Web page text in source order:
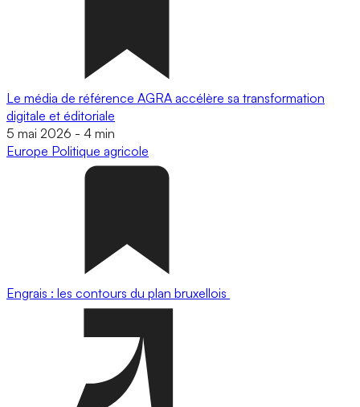
Le média de référence AGRA accélère sa transformation
digitale et éditoriale
5 mai 2026 - 4 min
Europe Politique agricole
Engrais : les contours du plan bruxellois